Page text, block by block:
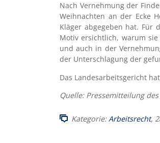
Nach Vernehmung der
Weihnachten an der Ecke
Kläger abgegeben hat. Für
Motiv ersichtlich, warum
und auch in der
der Unterschlagung der
Das Landesarbeitsgericht
Quelle: Pressemitteilung
Kategorie:Arbeitsrecht,